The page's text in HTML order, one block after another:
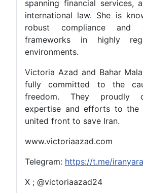
spanning financial
international law. She
robust compliance
frameworks in highly
environments.
Victoria Azad and Bahar
fully committed to
freedom. They
expertise and efforts
united front to save Iran.
www.victoriaazad.com
Telegram:https://t.me/
X ; @victoriaazad24